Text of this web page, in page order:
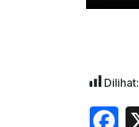
Dilihat: